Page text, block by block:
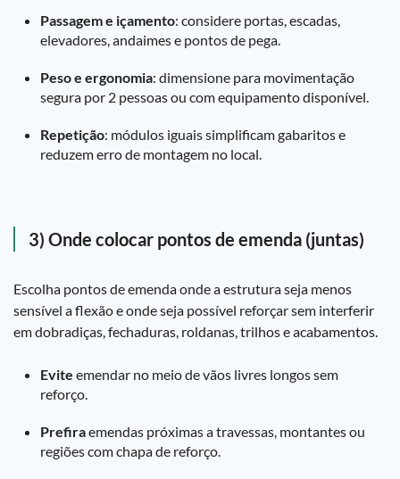
Passagem e içamento: considere portas, escadas,
elevadores, andaimes e pontos de pega.
Peso e ergonomia: dimensione para movimentação
segura por 2 pessoas ou com equipamento disponível.
Repetição: módulos iguais simplificam gabaritos e
reduzem erro de montagem no local.
3) Onde colocar pontos de emenda (juntas)
Escolha pontos de emenda onde a estrutura seja menos
sensível a flexão e onde seja possível reforçar sem interferir
em dobradiças, fechaduras, roldanas, trilhos e acabamentos.
Evite emendar no meio de vãos livres longos sem
reforço.
Prefiraemendas próximas a travessas, montantes ou
regiões com chapa de reforço.